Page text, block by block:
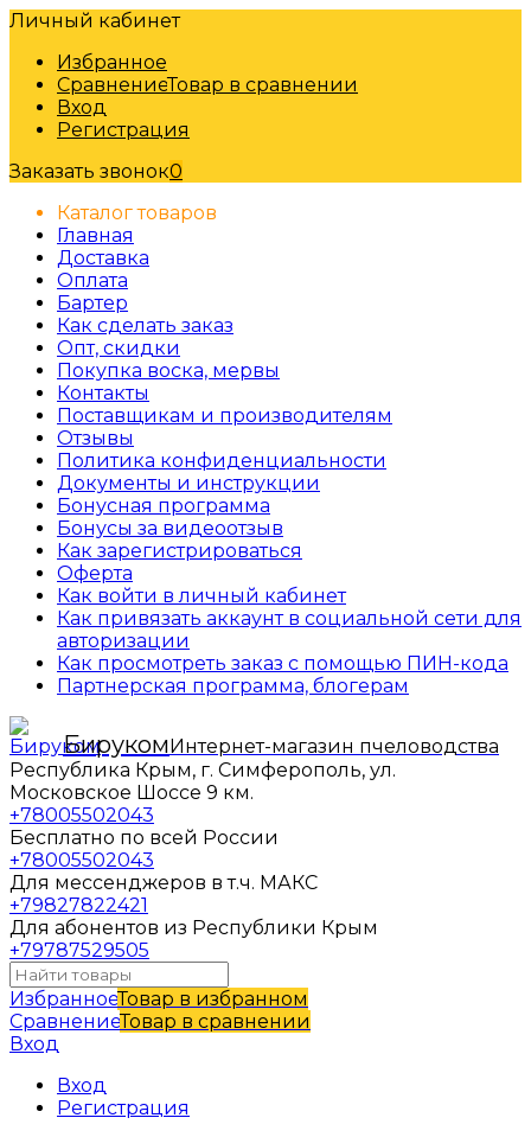
Личный кабинет
Избранное
СравнениеТовар в сравнении
Вход
Регистрация
Заказать звонок0
Каталог товаров
Главная
Доставка
Оплата
Бартер
Как сделать заказ
Опт, скидки
Покупка воска, мервы
Контакты
Поставщикам и производителям
Отзывы
Политика конфиденциальности
Документы и инструкции
Бонусная программа
Бонусы за видеоотзыв
Как зарегистрироваться
Оферта
Как войти в личный кабинет
Как привязать аккаунт в социальной сети для
авторизации
Как просмотреть заказ с помощью ПИН-кода
Партнерская программа, блогерам
БирукомИнтернет-магазин пчеловодства
Республика Крым, г. Симферополь, ул.
Московское Шоссе 9 км.
+78005502043
Бесплатно по всей России
+78005502043
Для мессенджеров в т.ч. МАКС
+79827822421
Для абонентов из Республики Крым
+79787529505
ИзбранноеТовар в избранном
СравнениеТовар в сравнении
Вход
Вход
Регистрация